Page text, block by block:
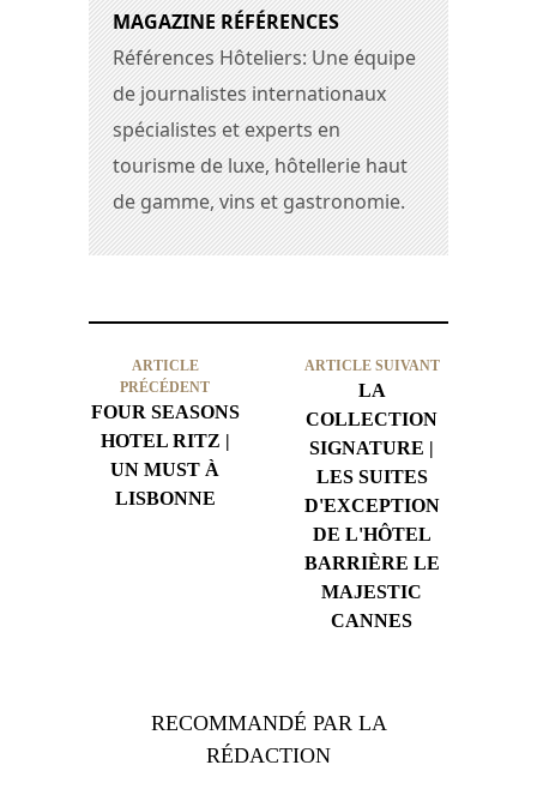
MAGAZINE RÉFÉRENCES
Références Hôteliers: Une équipe
de journalistes internationaux
spécialistes et experts en
tourisme de luxe, hôtellerie haut
de gamme, vins et gastronomie.
ARTICLE
PRÉCÉDENT
FOUR SEASONS
HOTEL RITZ |
UN MUST À
LISBONNE
ARTICLE SUIVANT
LA
COLLECTION
SIGNATURE |
LES SUITES
D'EXCEPTION
DE L'HÔTEL
BARRIÈRE LE
MAJESTIC
CANNES
RECOMMANDÉ PAR LA
RÉDACTION